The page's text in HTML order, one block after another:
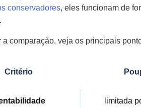
conservadores, eles funcionam de
a comparação, veja os principais
Critério
limitada